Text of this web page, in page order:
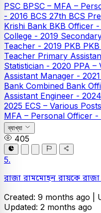
PSC BPSC – MFA –
- 2016 BCS 27th BCS
Krishi Bank BKB Officer -
College - 2019
Teacher - 2019 PKB
Teacher Primary
Statistician - 2020 PPA –
Assistant Manager - 2021
Bank Combined Bank
Assistant Engineer - 2024
2025 ECS – Various
MFA – Personal Officer -
ব্যাখ্যা
405
5.
রাজা রামমোহন রায়কে
Created: 9 months ago |
Updated: 2 months ago